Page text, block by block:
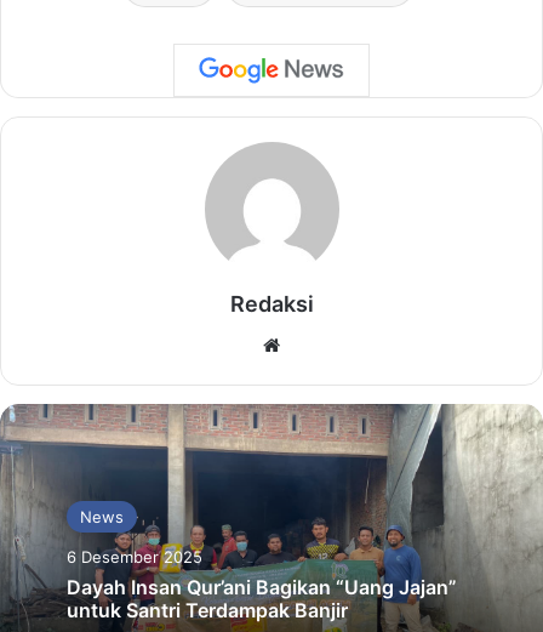
Redaksi
News
6 Desember 2025
Dayah Insan Qur’ani Bagikan “Uang Jajan”
untuk Santri Terdampak Banjir